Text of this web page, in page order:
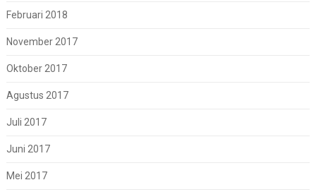
Februari 2018
November 2017
Oktober 2017
Agustus 2017
Juli 2017
Juni 2017
Mei 2017